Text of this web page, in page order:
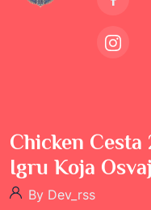
Chicken Cesta
Igru Koja
By Dev_rss